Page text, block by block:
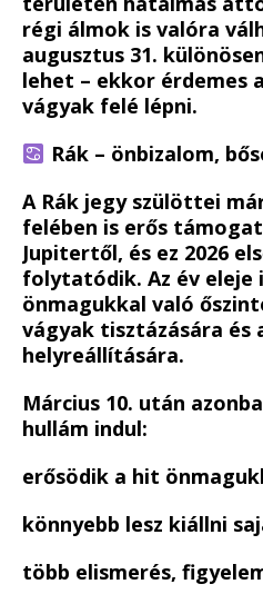
régi álmok is valóra
augusztus 31.
lehet – ekkor érdemes
vágyak felé lépni.
Rák – önbizalom,
A Rák jegy szülöttei
felében is erős
Jupitertől, és ez 2026
folytatódik. Az év eleje
önmagukkal való
vágyak tisztázására és
helyreállítására.
Március 10. után
hullám indul:
erősödik a hit
könnyebb lesz kiállni
több elismerés,